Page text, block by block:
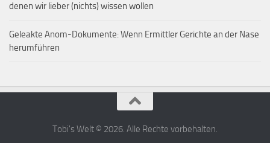
denen wir lieber (nichts) wissen wollen
Geleakte Anom-Dokumente: Wenn Ermittler Gerichte an der Nase
herumführen
Tobi's Welt © 2026. Alle Rechte vorbehalten.